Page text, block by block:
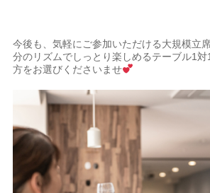
今後も、気軽にご参加いただける大規模立
分のリズムでしっとり楽しめるテーブル1
方をお選びくださいませ